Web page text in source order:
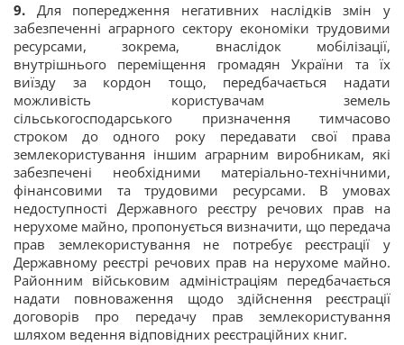
9. Для попередження негативних наслідків змін у
забезпеченні аграрного сектору економіки трудовими
ресурсами, зокрема, внаслідок мобілізації,
внутрішнього переміщення громадян України та їх
виїзду за кордон тощо, передбачається надати
можливість користувачам земель
сільськогосподарського призначення тимчасово
строком до одного року передавати свої права
землекористування іншим аграрним виробникам, які
забезпечені необхідними матеріально-технічними,
фінансовими та трудовими ресурсами. В умовах
недоступності Державного реєстру речових прав на
нерухоме майно, пропонується визначити, що передача
прав землекористування не потребує реєстрації у
Державному реєстрі речових прав на нерухоме майно.
Районним військовим адміністраціям передбачається
надати повноваження щодо здійснення реєстрації
договорів про передачу прав землекористування
шляхом ведення відповідних реєстраційних книг.